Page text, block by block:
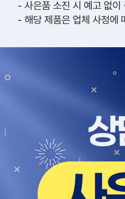
- 사은품 소진 시 예고 없이
- 해당 제품은 업체 사정에